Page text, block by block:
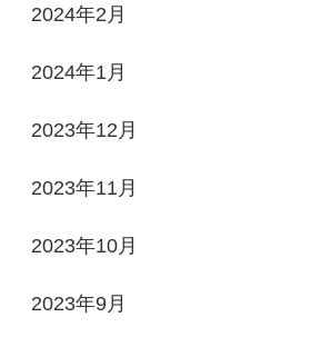
2024年2月
2024年1月
2023年12月
2023年11月
2023年10月
2023年9月